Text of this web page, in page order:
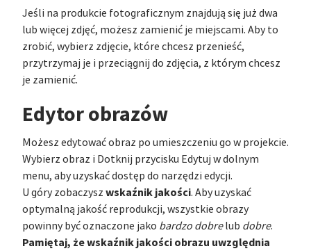
Jeśli na produkcie fotograficznym znajdują się już dwa
lub więcej zdjęć, możesz zamienić je miejscami. Aby to
zrobić, wybierz zdjęcie, które chcesz przenieść,
przytrzymaj je i przeciągnij do zdjęcia, z którym chcesz
je zamienić.
Edytor obrazów
Możesz edytować obraz po umieszczeniu go w projekcie.
Wybierz obraz i Dotknij przycisku Edytuj w dolnym
menu, aby uzyskać dostęp do narzędzi edycji.
U góry zobaczysz wskaźnik jakości. Aby uzyskać
optymalną jakość reprodukcji, wszystkie obrazy
powinny być oznaczone jako bardzo dobrelub dobre.
Pamiętaj, że wskaźnik jakości obrazu uwzględnia